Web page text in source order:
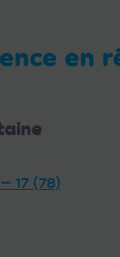
en
17 (78)